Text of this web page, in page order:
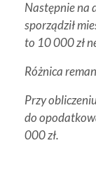
Następnie na
sporządził
to 10 000 zł
Różnica
Przy
do
000 zł.